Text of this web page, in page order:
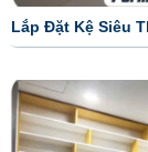
Lắp Đặt Kệ Siêu